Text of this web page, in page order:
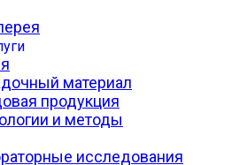
материал
продукция
и методы
исследования